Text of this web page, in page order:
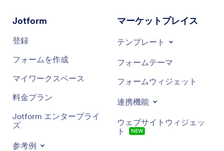
Calendar
Outlook Calendar、またはCalendly
Jotform
登録
フォームを作成
マイワークスペース
料金プラン
Jotform エンタープライ
ズ
参考例
マーケットプレイス
テンプレート
フォームテーマ
フォームウィジェット
連携機能
ウェブサイトウィジェッ
ト
NEW